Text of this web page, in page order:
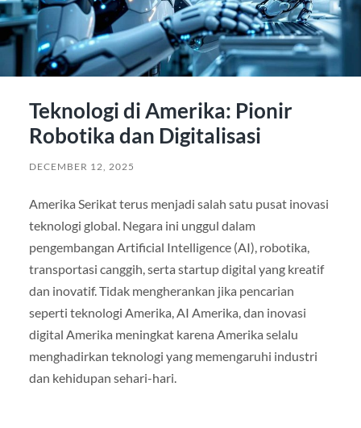
Teknologi di Amerika: Pionir
Robotika dan Digitalisasi
DECEMBER 12, 2025
Amerika Serikat terus menjadi salah satu pusat inovasi
teknologi global. Negara ini unggul dalam
pengembangan Artificial Intelligence (AI), robotika,
transportasi canggih, serta startup digital yang kreatif
dan inovatif. Tidak mengherankan jika pencarian
seperti teknologi Amerika, AI Amerika, dan inovasi
digital Amerika meningkat karena Amerika selalu
menghadirkan teknologi yang memengaruhi industri
dan kehidupan sehari-hari.